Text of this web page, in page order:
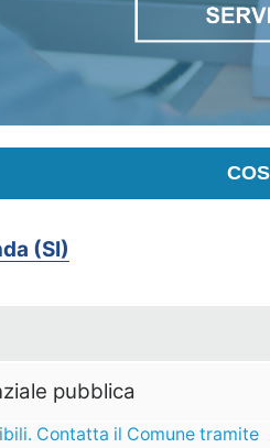
(SI)
pubblica
Contatta il Comune tramite